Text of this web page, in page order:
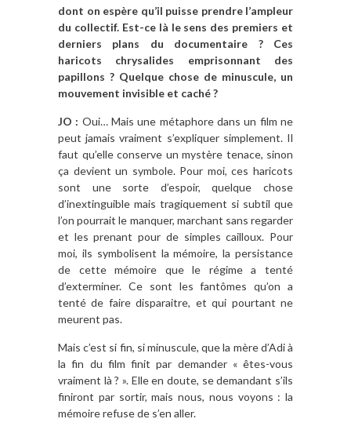
dont on espère qu’il puisse prendre l’ampleur
du collectif. Est-ce là le sens des premiers et
derniers plans du documentaire ? Ces
haricots chrysalides emprisonnant des
papillons ? Quelque chose de minuscule, un
mouvement invisible et caché ?
JO : Oui… Mais une métaphore dans un film ne
peut jamais vraiment s’expliquer simplement. Il
faut qu’elle conserve un mystère tenace, sinon
ça devient un symbole. Pour moi, ces haricots
sont une sorte d’espoir, quelque chose
d’inextinguible mais tragiquement si subtil que
l’on pourrait le manquer, marchant sans regarder
et les prenant pour de simples cailloux. Pour
moi, ils symbolisent la mémoire, la persistance
de cette mémoire que le régime a tenté
d’exterminer. Ce sont les fantômes qu’on a
tenté de faire disparaitre, et qui pourtant ne
meurent pas.
Mais c’est si fin, si minuscule, que la mère d’Adi à
la fin du film finit par demander « êtes-vous
vraiment là ? ». Elle en doute, se demandant s’ils
finiront par sortir, mais nous, nous voyons : la
mémoire refuse de s’en aller.